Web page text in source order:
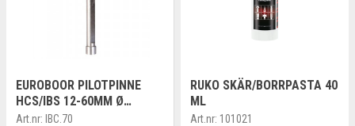
EUROBOOR PILOTPINNE
HCS/IBS 12-60MM Ø
6,3X79MM
Art.nr: IBC.70
RUKO SKÄR/BORRPASTA 40
ML
Art.nr: 101021